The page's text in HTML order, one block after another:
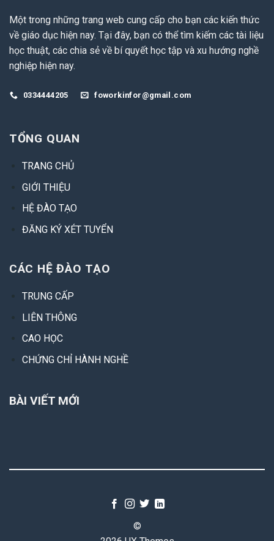
Một trong những trang web cung cấp cho bạn các kiến thức
về giáo dục hiện nay. Tại đây, bạn có thể tìm kiếm các tài liệu
học thuật, các chia sẻ về bí quyết học tập và xu hướng nghề
nghiệp hiện nay.
0334444205 foworkinfor@gmail.com
TỔNG QUAN
TRANG CHỦ
GIỚI THIỆU
HỆ ĐÀO TẠO
ĐĂNG KÝ XÉT TUYỂN
CÁC HỆ ĐÀO TẠO
TRUNG CẤP
LIÊN THÔNG
CAO HỌC
CHỨNG CHỈ HÀNH NGHỀ
BÀI VIẾT MỚI
©